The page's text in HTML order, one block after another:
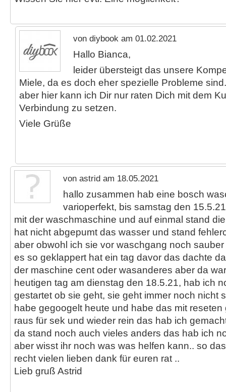
von diybook am 01.02.2021
Hallo Bianca,
leider übersteigt das unsere
Miele, da es doch eher spezielle Probleme
aber hier kann ich Dir nur raten Dich mit dem
Verbindung zu setzen.
Viele Grüße
von astrid am 18.05.2021
hallo zusammen hab eine bosch
varioperfekt, bis samstag den
mit der waschmaschine und auf einmal stand
hat nicht abgepumt das wasser und stand
aber obwohl ich sie vor waschgang noch
es so geklappert hat ein tag davor das dachte
der maschine cent oder wasanderes aber da
heutigen tag am dienstag den 18.5.21, hab ich
gestartet ob sie geht, sie geht immer noch nicht
habe gegoogelt heute und habe das mit
raus für sek und wieder rein das hab ich
da stand noch auch vieles anders das hab ich
aber wisst ihr noch was was helfen kann.. so
recht vielen lieben dank für euren rat ..
Lieb gruß Astrid